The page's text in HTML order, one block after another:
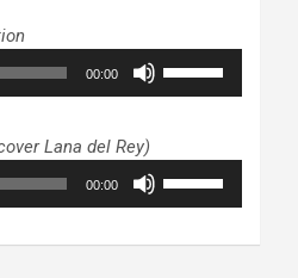
volume.
pour
augmenter
ou
volume.
00:00
pour
augmenter
ou
Lana del Rey)
00:00
haut/bas